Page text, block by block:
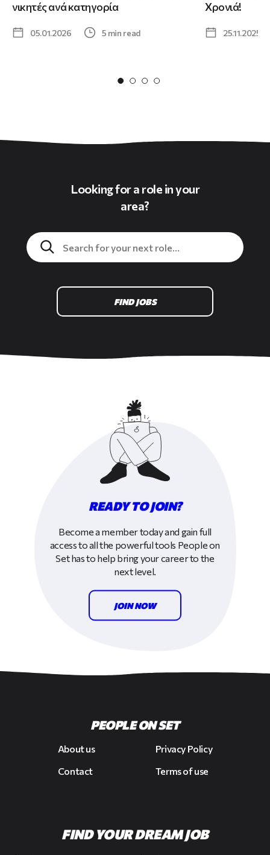
νικητές ανά κατηγορία
05.01.2026 5 min read
Χρονιά!
25.11.2025
Looking for a role in your
area?
FIND JOBS
READY TO JOIN?
Become a member today and gain full
access to all the powerful tools People on
Set has to help bring your career to the
next level.
JOIN NOW
PEOPLE ON SET
About us
Contact
Privacy Policy
Terms of use
FIND YOUR DREAM JOB